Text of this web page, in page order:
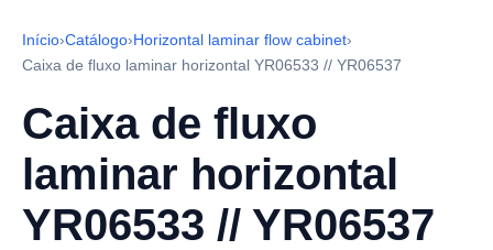
Início›Catálogo›Horizontal laminar flow cabinet›
Caixa de fluxo laminar horizontal YR06533 // YR06537
Caixa de fluxo
laminar horizontal
YR06533 // YR06537